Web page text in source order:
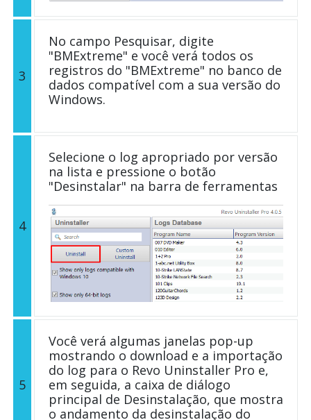
3
No campo Pesquisar, digite
"BMExtreme" e você verá todos os
registros do "BMExtreme" no banco de
dados compatível com a sua versão do
Windows.
4
Selecione o log apropriado por versão
na lista e pressione o botão
"Desinstalar" na barra de ferramentas
5
Você verá algumas janelas pop-up
mostrando o download e a importação
do log para o Revo Uninstaller Pro e,
em seguida, a caixa de diálogo
principal de Desinstalação, que mostra
o andamento da desinstalação do